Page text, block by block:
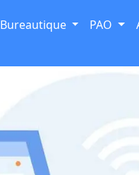
Bureautique PAO